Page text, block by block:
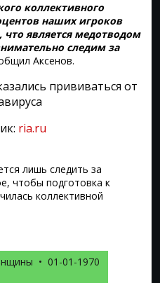
коллективного
наших игроков
является медотводом
следим за
Аксенов.
ria.ru
лишь следить за
чтобы подготовка к
коллективной
• 01-01-1970